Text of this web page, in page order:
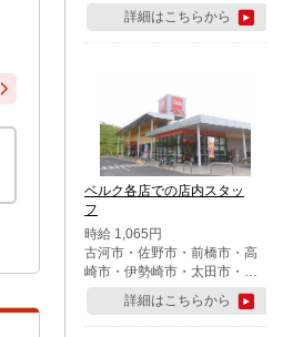
詳細はこちらから
ベルク各店での店内スタッ
フ
時給 1,065円
古河市・佐野市・前橋市・高
崎市・伊勢崎市・太田市・館
林市・藤岡市・大泉町・さい
たま市北区・川越市・熊谷
市・行田市・秩父市・所沢
詳細はこちらから